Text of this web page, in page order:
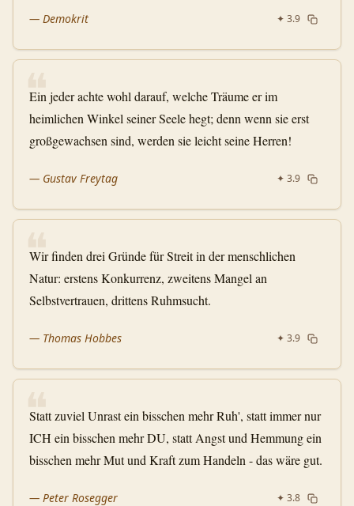
— Demokrit ✦ 3.9
❝
Ein jeder achte wohl darauf, welche Träume er im
heimlichen Winkel seiner Seele hegt; denn wenn sie erst
großgewachsen sind, werden sie leicht seine Herren!
— Gustav Freytag ✦ 3.9
❝
Wir finden drei Gründe für Streit in der menschlichen
Natur: erstens Konkurrenz, zweitens Mangel an
Selbstvertrauen, drittens Ruhmsucht.
— Thomas Hobbes ✦ 3.9
❝
Statt zuviel Unrast ein bisschen mehr Ruh', statt immer nur
ICH ein bisschen mehr DU, statt Angst und Hemmung ein
bisschen mehr Mut und Kraft zum Handeln - das wäre gut.
— Peter Rosegger ✦ 3.8